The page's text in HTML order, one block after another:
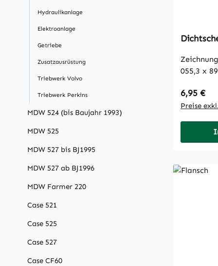
Hydraulikanlage
Elektroanlage
Getriebe
Zusatzausrüstung
Triebwerk Volvo
Triebwerk Perkins
MDW 524 (bis Baujahr 1993)
MDW 525
MDW 527 bis BJ1995
MDW 527 ab BJ1996
MDW Farmer 220
Case 521
Case 525
Case 527
Case CF60
055,3 x
6,95 €
Preise